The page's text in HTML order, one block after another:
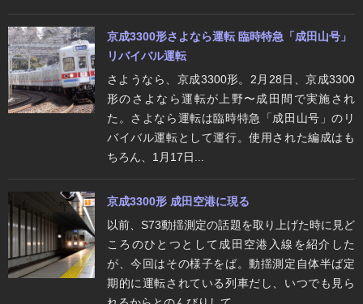
京成3300形さよなら運転 臨時特急「成田山号」
リバイバル運転
さようなら、京成3300形。2月28日、京成3300
形のさよなら運転が上野〜成田間で実施され
た。さよなら運転は臨時特急「成田山号」のリ
バイバル運転として運行。使用された編成はも
ちろん、1月17日...
京成3300形 成田空港に現る
以前、S73動揺測定の話題を取り上げた時に見ど
ころのひとつとして成田空港入線を紹介した
が、今回はその様子をば。動揺測定自体半ば定
期的に運転されている列車だし、いつでも見ら